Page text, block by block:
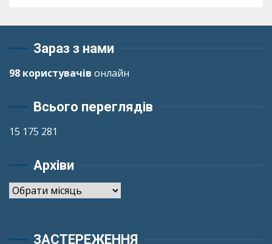
Зараз з нами
98 користувачів онлайн
Всього переглядів
15 175 281
Архіви
Архіви
ЗАСТЕРЕЖЕННЯ